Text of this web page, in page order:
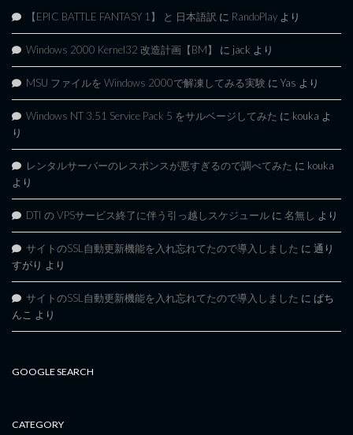
【EPIC BATTLE FANTASY 1】 と 日本語訳 に RandoPlay より
Windows 2000 Kernel32 改造計画【BM】 に jack より
MSU ファイルを Windows 2000で解凍してみる実験 に Yas より
Windows NT 3.51 Service Pack 5 をサルベージしてみた に kouka よ
り
レンタルサーバーのレスポンスが悪すぎるので調べてみた に kouka
より
DTI の VPSサービス終了に伴う引っ越しスケジュール に 名無し より
サイトのSSL自動更新機能を入れ忘れてたので導入しました に 通り
すがり より
サイトのSSL自動更新機能を入れ忘れてたので導入しました に ぱち
んこ より
GOOGLE SEARCH
CATEGORY